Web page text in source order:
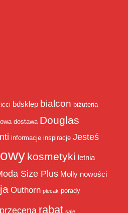
bdsklep bialcon biżuteria
dostawa Douglas
informacje inspiracje Jesteś
kosmetyki letnia
Size Plus Molly nowości
Outhorn plecak porady
przecena rabat sale